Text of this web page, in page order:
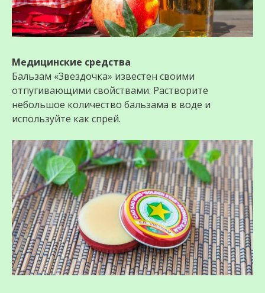
Медицинские средства
Бальзам «Звездочка» известен своими
отпугивающими свойствами. Растворите
небольшое количество бальзама в воде и
используйте как спрей.